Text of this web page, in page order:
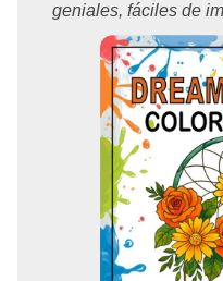
geniales, fáciles de